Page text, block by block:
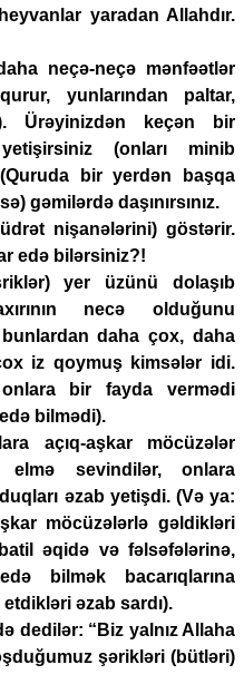
yaradan Allahdır.
neçə-neçə mənfəətlər
yunlarından paltar,
Ürəyinizdən keçən bir
(onları minib
bir yerdən başqa
gəmilərdə daşınırsınız.
nişanələrini) göstərir.
edə bilərsiniz?!
yer üzünü dolaşıb
necə olduğunu
daha çox, daha
iz qoymuş kimsələr idi.
onlara bir fayda vermədi
bilmədi).
açıq-aşkar möcüzələr
sevindilər, onlara
əzab yetişdi. (Və ya:
möcüzələrlə gəldikləri
əqidə və fəlsəfələrinə,
bilmək bacarıqlarına
əzab sardı).
dedilər: “Biz yalnız Allaha
şərikləri (bütləri)